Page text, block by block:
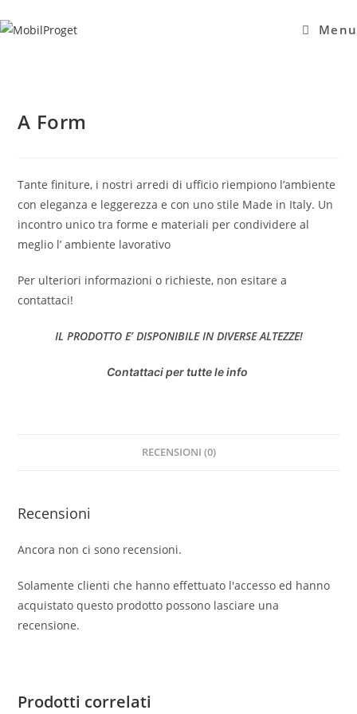
al
Menu
A Form
Tante finiture, i nostri arredi di ufficio riempiono l’ambiente
con eleganza e leggerezza e con uno stile Made in Italy. Un
incontro unico tra forme e materiali per condividere al
meglio l’ ambiente lavorativo
Per ulteriori informazioni o richieste, non esitare a
contattaci!
IL PRODOTTO E’ DISPONIBILE IN DIVERSE ALTEZZE!
Contattaci per tutte le info
RECENSIONI (0)
Recensioni
Ancora non ci sono recensioni.
Solamente clienti che hanno effettuato l'accesso ed hanno
acquistato questo prodotto possono lasciare una
recensione.
Prodotti correlati